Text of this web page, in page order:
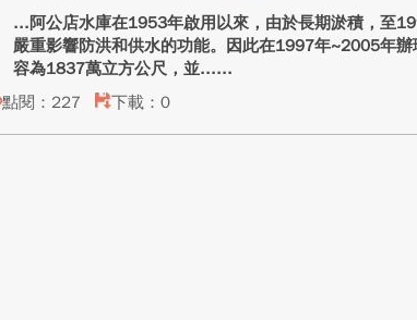
阿公店水庫在1953年啟用以來，由於長期淤積，至
嚴重影響防洪和供水的功能。因此在1997年~2005年
容為1837萬立方公尺，並...
點閱：227
下載：0